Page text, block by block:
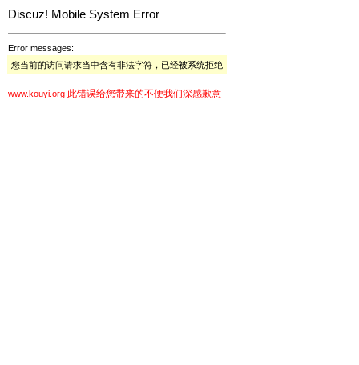
Discuz! Mobile System Error
Error messages:
您当前的访问请求当中含有非法字符，已经被系统拒绝
www.kouyi.org 此错误给您带来的不便我们深感歉意